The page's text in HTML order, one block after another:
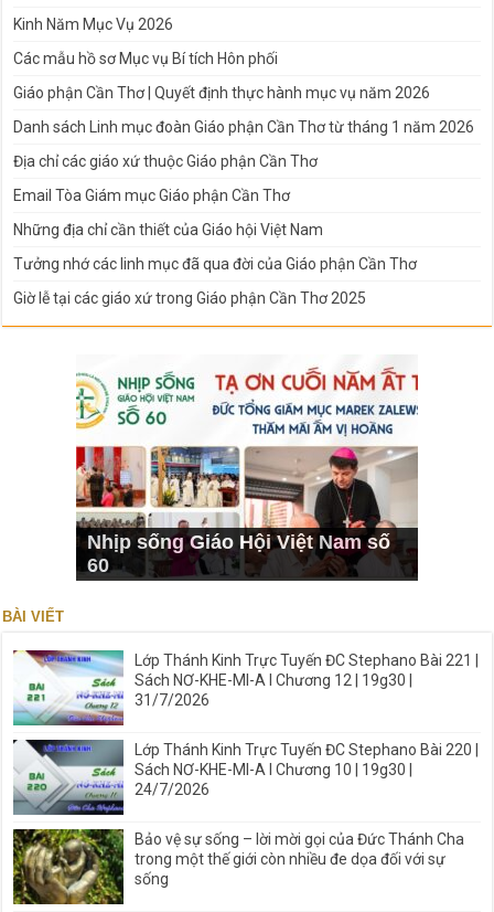
Kinh Năm Mục Vụ 2026
Các mẫu hồ sơ Mục vụ Bí tích Hôn phối
Giáo phận Cần Thơ | Quyết định thực hành mục vụ năm 2026
Danh sách Linh mục đoàn Giáo phận Cần Thơ từ tháng 1 năm 2026
Địa chỉ các giáo xứ thuộc Giáo phận Cần Thơ
Email Tòa Giám mục Giáo phận Cần Thơ
Những địa chỉ cần thiết của Giáo hội Việt Nam
Tưởng nhớ các linh mục đã qua đời của Giáo phận Cần Thơ
Giờ lễ tại các giáo xứ trong Giáo phận Cần Thơ 2025
Nhịp sống Giáo Hội Việt Nam số
60
BÀI VIẾT
Lớp Thánh Kinh Trực Tuyến ĐC Stephano Bài 221 |
Sách NƠ-KHE-MI-A I Chương 12 | 19g30 |
31/7/2026
Lớp Thánh Kinh Trực Tuyến ĐC Stephano Bài 220 |
Sách NƠ-KHE-MI-A I Chương 10 | 19g30 |
24/7/2026
Bảo vệ sự sống – lời mời gọi của Đức Thánh Cha
trong một thế giới còn nhiều đe dọa đối với sự
sống